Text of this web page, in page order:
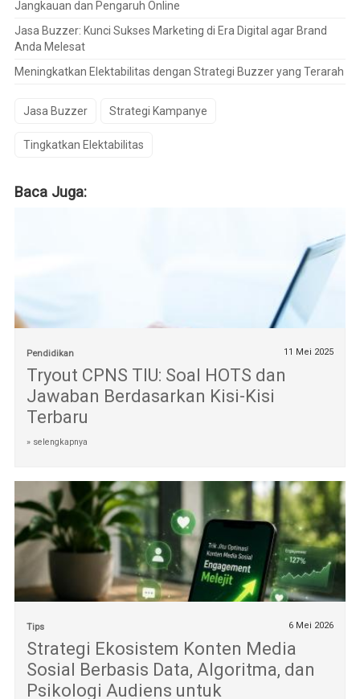
Jangkauan dan Pengaruh Online
Jasa Buzzer: Kunci Sukses Marketing di Era Digital agar Brand
Anda Melesat
Meningkatkan Elektabilitas dengan Strategi Buzzer yang Terarah
Jasa Buzzer Strategi Kampanye
Tingkatkan Elektabilitas
Baca Juga:
Pendidikan 11 Mei 2025
Tryout CPNS TIU: Soal HOTS dan
Jawaban Berdasarkan Kisi-Kisi
Terbaru
» selengkapnya
Tips 6 Mei 2026
Strategi Ekosistem Konten Media
Sosial Berbasis Data, Algoritma, dan
Psikologi Audiens untuk